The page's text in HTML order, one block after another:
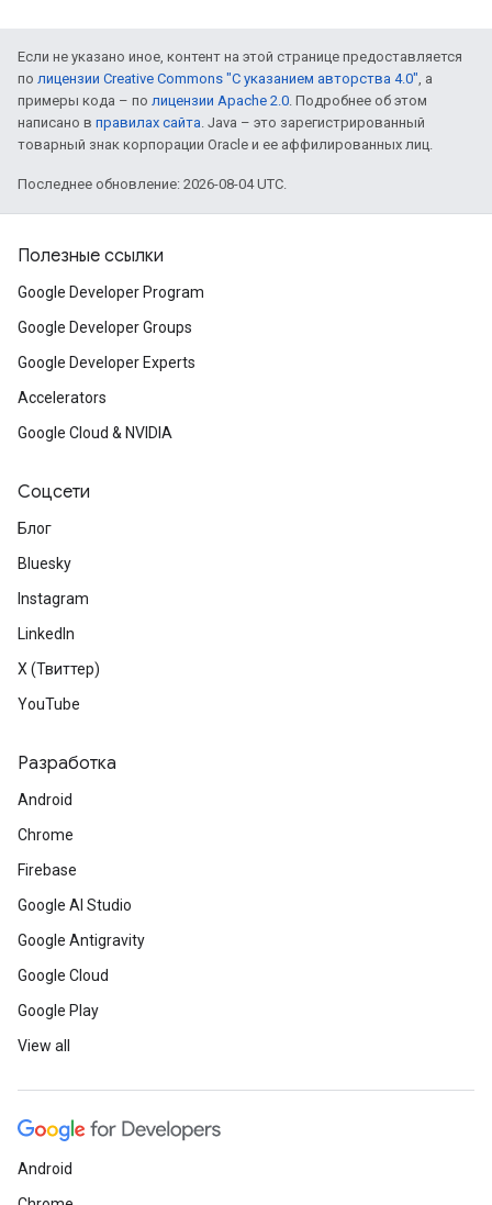
Если не указано иное, контент на этой странице предоставляется
по лицензии Creative Commons "С указанием авторства 4.0", а
примеры кода – по лицензии Apache 2.0. Подробнее об этом
написано в правилах сайта. Java – это зарегистрированный
товарный знак корпорации Oracle и ее аффилированных лиц.
Последнее обновление: 2026-08-04 UTC.
Полезные ссылки
Google Developer Program
Google Developer Groups
Google Developer Experts
Accelerators
Google Cloud & NVIDIA
Соцсети
Блог
Bluesky
Instagram
LinkedIn
X (Твиттер)
YouTube
Разработка
Android
Chrome
Firebase
Google AI Studio
Google Antigravity
Google Cloud
Google Play
View all
Android